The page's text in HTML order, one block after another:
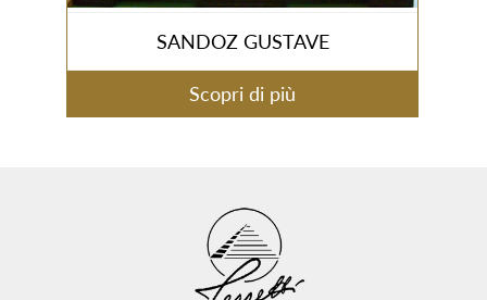
SANDOZ GUSTAVE
Scopri di più